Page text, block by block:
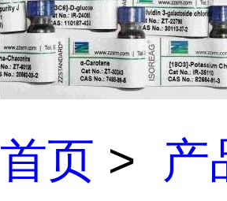
首页 > 产